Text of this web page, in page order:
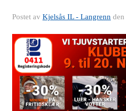
Postet av Kjelsås IL - Langrenn den